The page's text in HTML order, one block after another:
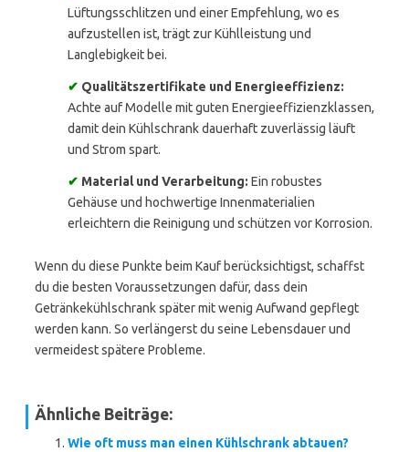
Lüftungsschlitzen und einer Empfehlung, wo es
aufzustellen ist, trägt zur Kühlleistung und
Langlebigkeit bei.
✔ Qualitätszertifikate und Energieeffizienz:
Achte auf Modelle mit guten Energieeffizienzklassen,
damit dein Kühlschrank dauerhaft zuverlässig läuft
und Strom spart.
✔ Material und Verarbeitung: Ein robustes
Gehäuse und hochwertige Innenmaterialien
erleichtern die Reinigung und schützen vor Korrosion.
Wenn du diese Punkte beim Kauf berücksichtigst, schaffst
du die besten Voraussetzungen dafür, dass dein
Getränkekühlschrank später mit wenig Aufwand gepflegt
werden kann. So verlängerst du seine Lebensdauer und
vermeidest spätere Probleme.
Ähnliche Beiträge:
Wie oft muss man einen Kühlschrank abtauen?